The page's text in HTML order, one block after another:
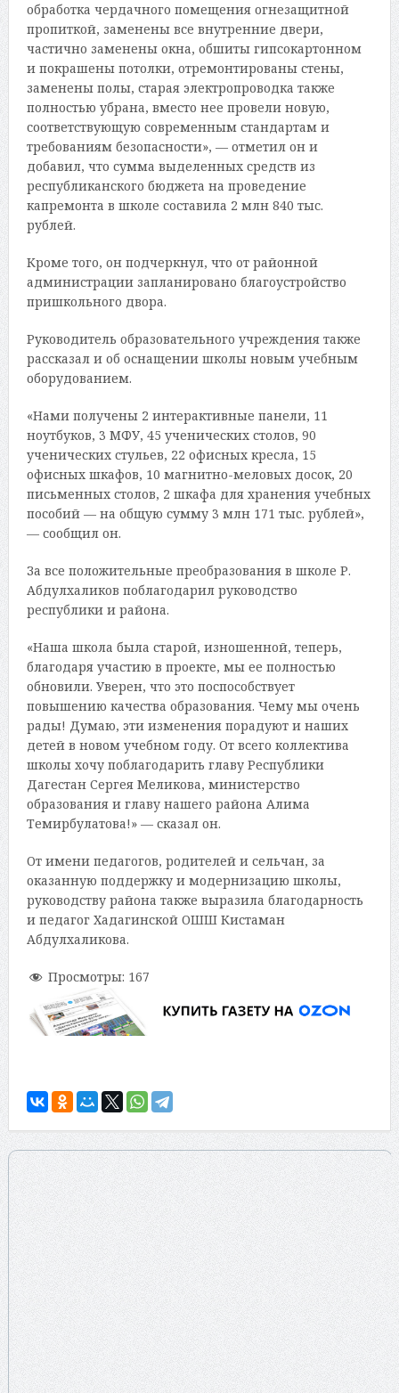
обработка чердачного помещения огнезащитной
пропиткой, заменены все внутренние двери,
частично заменены окна, обшиты гипсокартонном
и покрашены потолки, отремонтированы стены,
заменены полы, старая электропроводка также
полностью убрана, вместо нее провели новую,
соответствующую современным стандартам и
требованиям безопасности», — отметил он и
добавил, что сумма выделенных средств из
республиканского бюджета на проведение
капремонта в школе составила 2 млн 840 тыс.
рублей.
Кроме того, он подчеркнул, что от районной
администрации запланировано благоустройство
пришкольного двора.
Руководитель образовательного учреждения также
рассказал и об оснащении школы новым учебным
оборудованием.
«Нами получены 2 интерактивные панели, 11
ноутбуков, 3 МФУ, 45 ученических столов, 90
ученических стульев, 22 офисных кресла, 15
офисных шкафов, 10 магнитно-меловых досок, 20
письменных столов, 2 шкафа для хранения учебных
пособий — на общую сумму 3 млн 171 тыс. рублей»,
— сообщил он.
За все положительные преобразования в школе Р.
Абдулхаликов поблагодарил руководство
республики и района.
«Наша школа была старой, изношенной, теперь,
благодаря участию в проекте, мы ее полностью
обновили. Уверен, что это поспособствует
повышению качества образования. Чему мы очень
рады! Думаю, эти изменения порадуют и наших
детей в новом учебном году. От всего коллектива
школы хочу поблагодарить главу Республики
Дагестан Сергея Меликова, министерство
образования и главу нашего района Алима
Темирбулатова!» — сказал он.
От имени педагогов, родителей и сельчан, за
оказанную поддержку и модернизацию школы,
руководству района также выразила благодарность
и педагог Хадагинской ОШШ Кистаман
Абдулхаликова.
Просмотры: 167